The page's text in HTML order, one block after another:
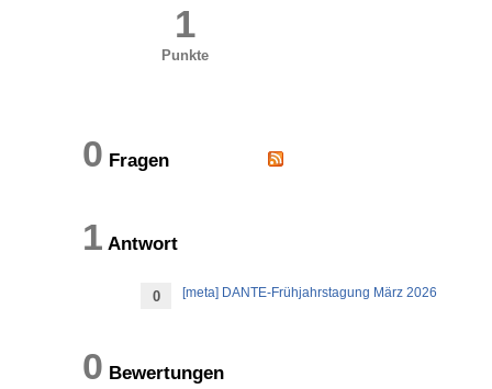
1
Punkte
0 Fragen
1 Antwort
0 [meta] DANTE-Frühjahrstagung März 2026
0 Bewertungen